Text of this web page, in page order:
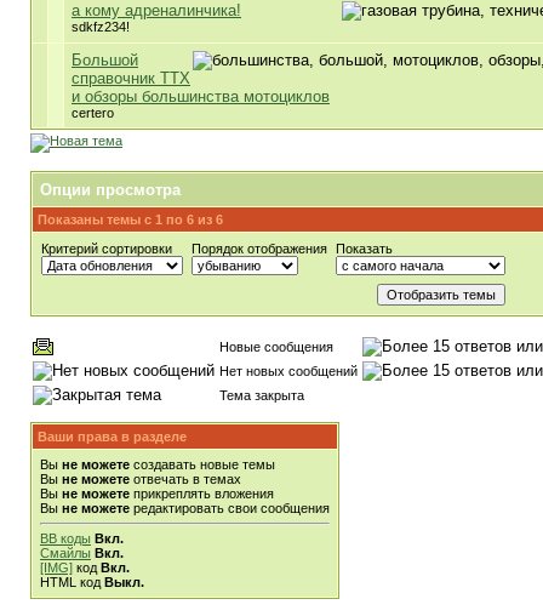
а кому адреналинчика!
sdkfz234!
Большой
справочник ТТХ
и обзоры большинства мотоциклов
certero
Опции просмотра
Показаны темы с 1 по 6 из 6
Критерий сортировки
Порядок отображения Показать
Новые сообщения
Нет новых сообщений
Тема закрыта
Ваши права в разделе
Вы не можете создавать новые темы
Вы не можете отвечать в темах
Вы не можете прикреплять вложения
Вы не можете редактировать свои сообщения
BB коды Вкл.
Смайлы Вкл.
[IMG] код Вкл.
HTML код Выкл.